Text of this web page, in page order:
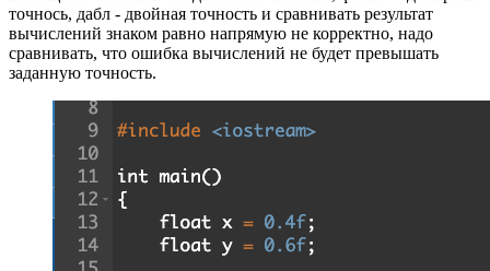
точнось, дабл - двойная точность и сравнивать результат
вычислений знаком равно напрямую не корректно, надо
сравнивать, что ошибка вычислений не будет превышать
заданную точность.